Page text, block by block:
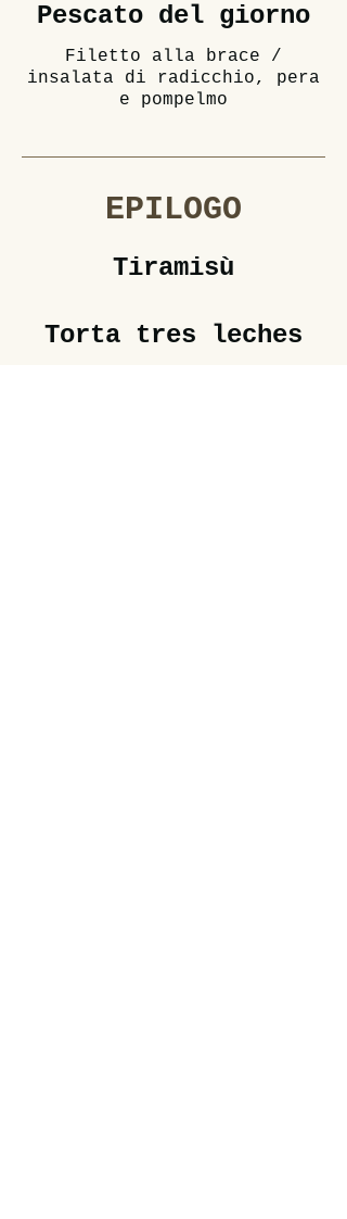
Pescato del giorno
Filetto alla brace /
insalata di radicchio, pera
e pompelmo
EPILOGO
Tiramisù
Torta tres leches